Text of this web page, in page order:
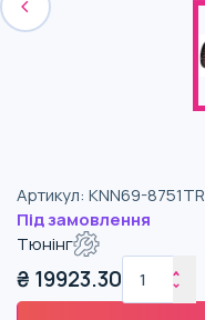
Артикул: KNN69-8751TR
Під замовлення
Тюнінг
₴ 19923.30